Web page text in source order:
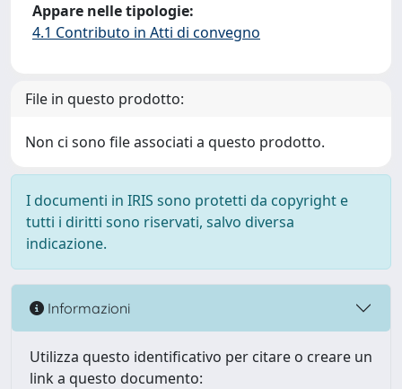
Appare nelle tipologie:
4.1 Contributo in Atti di convegno
File in questo prodotto:
Non ci sono file associati a questo prodotto.
I documenti in IRIS sono protetti da copyright e
tutti i diritti sono riservati, salvo diversa
indicazione.
Informazioni
Utilizza questo identificativo per citare o creare un
link a questo documento: